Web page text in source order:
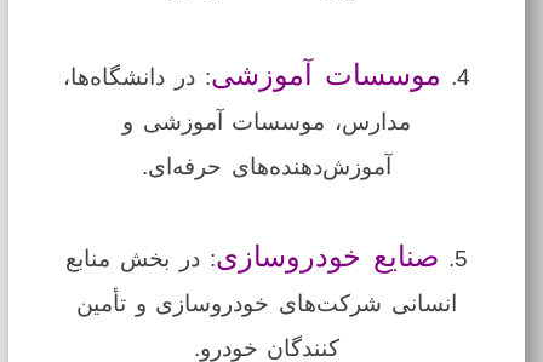
موسسات آموزشی: در دانشگاه‌ها،
مدارس، موسسات آموزشی و
آموزش‌دهنده‌های حرفه‌ای.
صنایع خودروسازی: در بخش منابع
انسانی شرکت‌های خودروسازی و تأمین
کنندگان خودرو.